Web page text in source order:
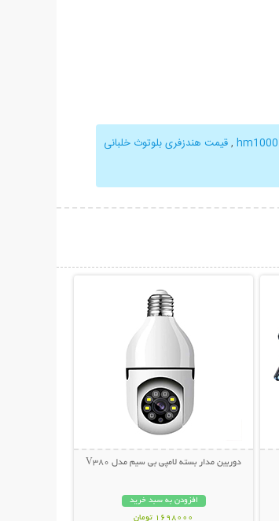
,قیمت هندزفری بلوتوث خلبانی
دوربین مدار بسته لامپی بی سیم مدل V380
افزودن به سبد خرید
1698000 تومان